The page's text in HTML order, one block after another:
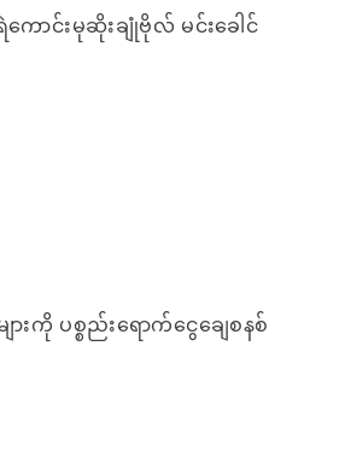
ာင်းမုဆိုးချုံဗိုလ် မင်းခေါင်
ကို ပစ္စည်းရောက်ငွေချေစနစ်